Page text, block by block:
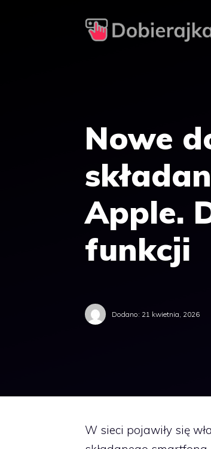
Nowe
Apple.
funkcji
Dodano: 21 kwietnia, 2026
W sieci pojawiły się